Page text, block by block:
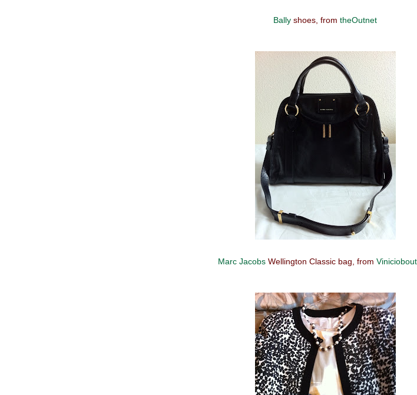
Bally shoes, from theOutnet
Marc JacobsWellington Classic bag, from